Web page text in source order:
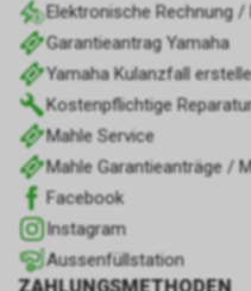
Elektronische Rechnung
Garantieantrag Yamaha
Yamaha Kulanzfall
Kostenpflichtige
Mahle Service
Mahle Garantieanträge /
Facebook
Instagram
Aussenfüllstation